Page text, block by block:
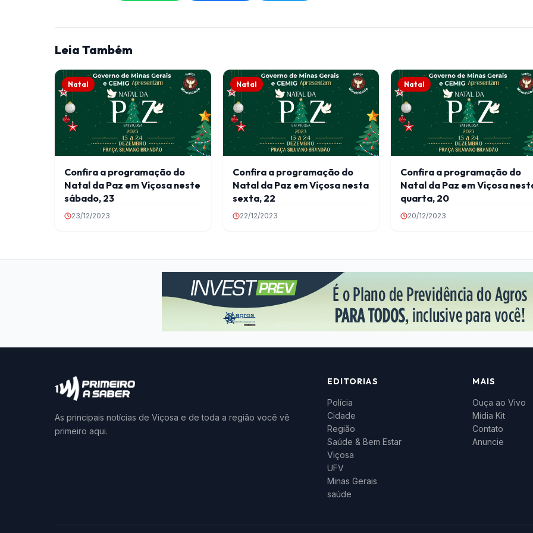
Leia Também
Natal
Confira a programação do
Natal da Paz em Viçosa neste
sábado, 23
23/12/2023
Natal
Confira a programação do
Natal da Paz em Viçosa nesta
sexta, 22
22/12/2023
Natal
Confira a programação do
Natal da Paz em Viçosa
quarta, 20
20/12/2023
As principais notícias de Viçosa e de toda a região você vê
primeiro aqui.
EDITORIAS
Polícia
Cidade
Região
Saúde & Bem Estar
Viçosa
UFV
Minas Gerais
saúde
MAIS
Ouça ao Vivo
Mídia Kit
Contato
Anuncie